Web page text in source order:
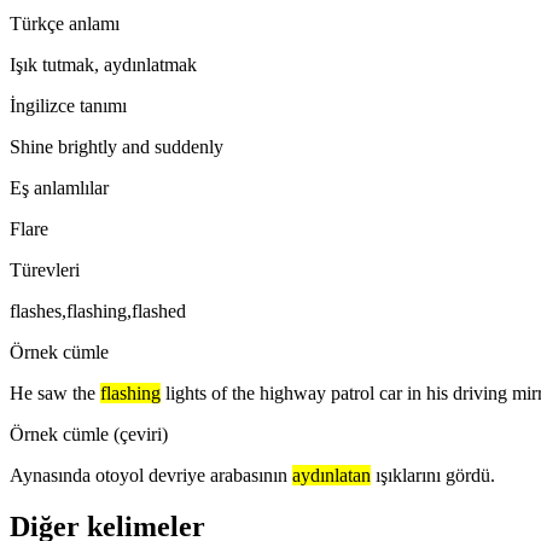
Türkçe anlamı
Işık tutmak, aydınlatmak
İngilizce tanımı
Shine brightly and suddenly
Eş anlamlılar
Flare
Türevleri
flashes,flashing,flashed
Örnek cümle
He saw the flashing lights of the highway patrol car in his driving
Örnek cümle (çeviri)
Aynasında otoyol devriye arabasının aydınlatan ışıklarını gördü.
Diğer kelimeler